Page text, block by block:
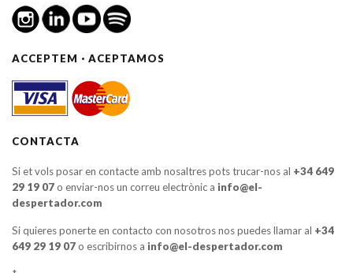
ACCEPTEM · ACEPTAMOS
CONTACTA
Si et vols posar en contacte amb nosaltres pots trucar-nos al +34 649
29 19 07o enviar-nos un correu electrònic a info@el-
despertador.com
Si quieres ponerte en contacto con nosotros nos puedes llamar al +34
649 29 19 07o escribirnos a info@el-despertador.com